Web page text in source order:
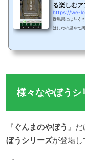
る楽しむア
https://we-
群馬県にはたく
はにわの里や七
うか！実際に使
様々なやぼうシ
『 ぐんまのやぼう 』
ぼうシリーズが登場し